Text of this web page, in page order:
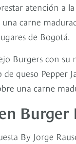
atención a
carne
de Bogotá.
Burgers con su
queso Pepper
una carne
Burger
By Jorge